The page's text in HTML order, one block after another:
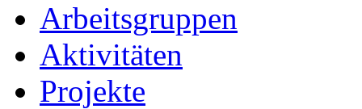
Arbeitsgruppen
Aktivitäten
Projekte